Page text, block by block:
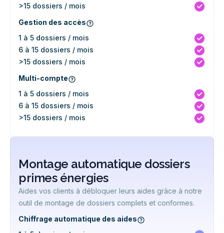
>15 dossiers / mois
Gestion des accès
1 à 5 dossiers / mois
6 à 15 dossiers / mois
>15 dossiers / mois
Multi-compte
1 à 5 dossiers / mois
6 à 15 dossiers / mois
>15 dossiers / mois
Montage automatique dossiers
primes énergies
Aides vos clients à débloquer leurs aides grâce à notre
outil de montage de dossiers complets et conformes.
Chiffrage automatique des aides